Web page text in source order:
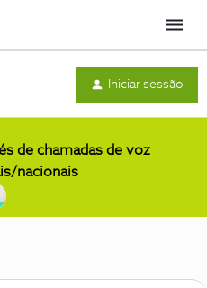
Menu
Iniciar sessão
de chamadas de voz
nacionais